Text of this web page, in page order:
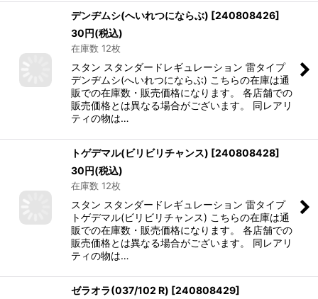
デンヂムシ(へいれつにならぶ) [240808426]
30円(税込)
在庫数 12枚
スタン スタンダードレギュレーション 雷タイプ
デンヂムシ(へいれつにならぶ) こちらの在庫は通
販での在庫数・販売価格になります。 各店舗での
販売価格とは異なる場合がございます。 同レアリ
ティの物は…
トゲデマル(ビリビリチャンス) [240808428]
30円(税込)
在庫数 12枚
スタン スタンダードレギュレーション 雷タイプ
トゲデマル(ビリビリチャンス) こちらの在庫は通
販での在庫数・販売価格になります。 各店舗での
販売価格とは異なる場合がございます。 同レアリ
ティの物は…
ゼラオラ(037/102 R) [240808429]